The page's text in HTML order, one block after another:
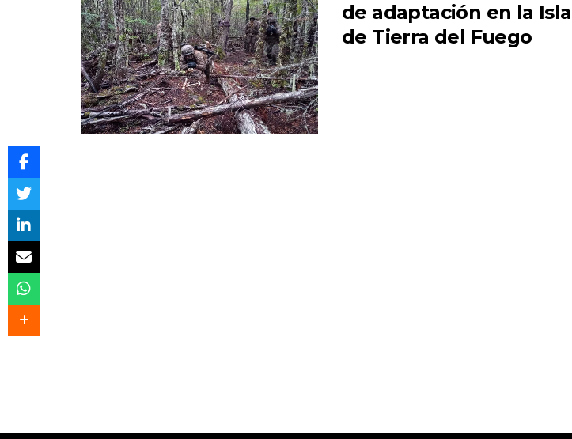
de adaptación en la
de Tierra del Fuego